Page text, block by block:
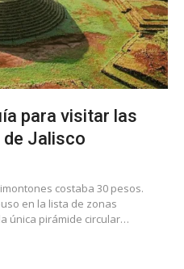
para visitar las
Jalisco
costaba 30 pesos.
en la lista de zonas
única pirámide circular…